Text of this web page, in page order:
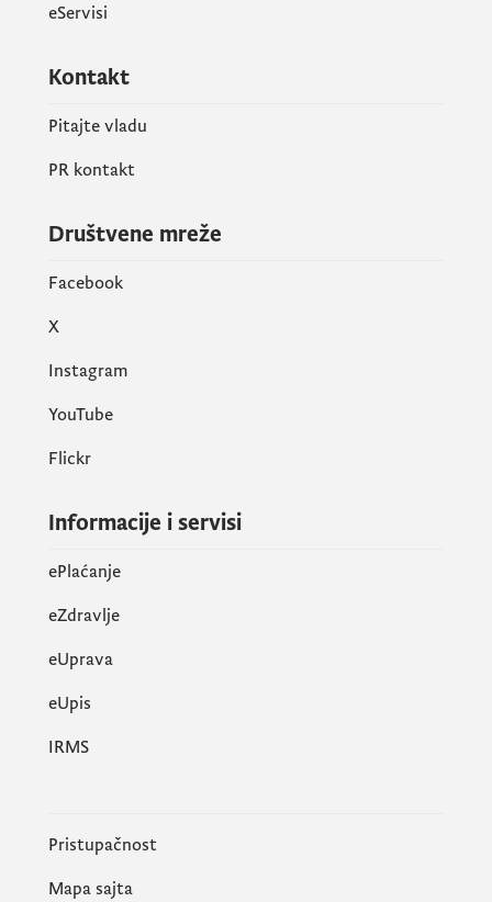
eServisi
Kontakt
Pitajte vladu
PR kontakt
Društvene mreže
Facebook
X
Instagram
YouTube
Flickr
Informacije i servisi
ePlaćanje
eZdravlje
eUprava
еUpis
IRMS
Pristupačnost
Mapa sajta